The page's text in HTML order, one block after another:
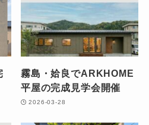
霧島・姶良でARKHOME
平屋の完成見学会開催
2026-03-28